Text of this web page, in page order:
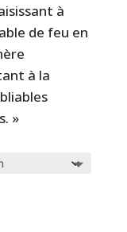
à
de feu en
à la
»